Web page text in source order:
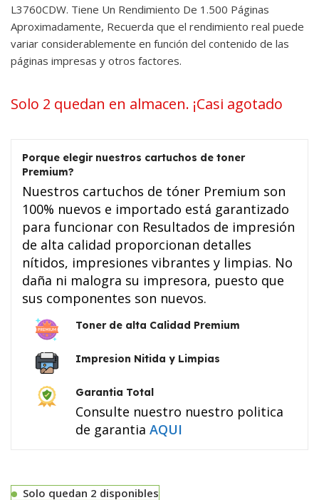
L3760CDW. Tiene Un Rendimiento De 1.500 Páginas
Aproximadamente, Recuerda que el rendimiento real puede
variar considerablemente en función del contenido de las
páginas impresas y otros factores.
Solo 2 quedan en almacen. ¡Casi agotado
Porque elegir nuestros cartuchos de toner
Premium?
Nuestros cartuchos de tóner Premium son
100% nuevos e importado está garantizado
para funcionar con Resultados de impresión
de alta calidad proporcionan detalles
nítidos, impresiones vibrantes y limpias. No
daña ni malogra su impresora, puesto que
sus componentes son nuevos.
Toner de alta Calidad Premium
Impresion Nitida y Limpias
Garantia Total
Consulte nuestro nuestro politica
de garantia AQUI
Solo quedan 2 disponibles